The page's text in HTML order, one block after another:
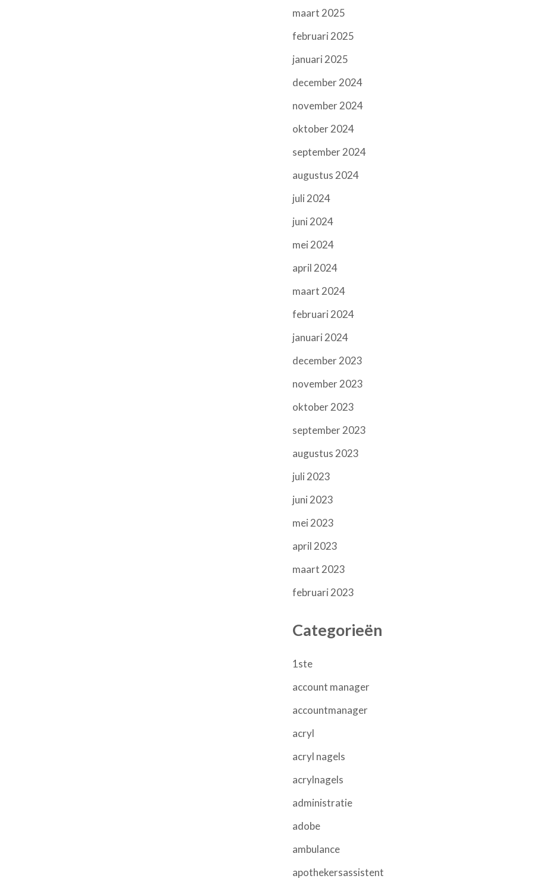
maart 2025
februari 2025
januari 2025
december 2024
november 2024
oktober 2024
september 2024
augustus 2024
juli 2024
juni 2024
mei 2024
april 2024
maart 2024
februari 2024
januari 2024
december 2023
november 2023
oktober 2023
september 2023
augustus 2023
juli 2023
juni 2023
mei 2023
april 2023
maart 2023
februari 2023
Categorieën
1ste
account manager
accountmanager
acryl
acryl nagels
acrylnagels
administratie
adobe
ambulance
apothekersassistent